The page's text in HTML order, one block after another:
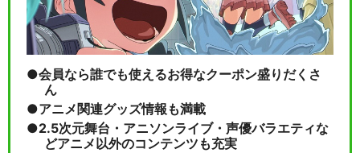
会員なら誰でも使えるお得なクーポン盛りだくさ
ん
アニメ関連グッズ情報も満載
2.5次元舞台・アニソンライブ・声優バラエティな
どアニメ以外のコンテンツも充実